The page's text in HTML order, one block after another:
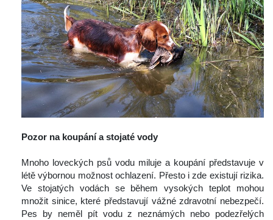
Pozor na koupání a stojaté vody
Mnoho loveckých psů vodu miluje a koupání představuje v
létě výbornou možnost ochlazení. Přesto i zde existují rizika.
Ve stojatých vodách se během vysokých teplot mohou
množit sinice, které představují vážné zdravotní nebezpečí.
Pes by neměl pít vodu z neznámých nebo podezřelých